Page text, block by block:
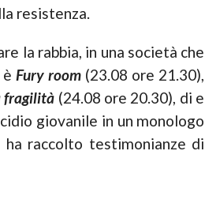
resistenza.
la rabbia, in una società che
Fury room(23.08 ore 21.30),
fragilità (24.08 ore 20.30), di e
giovanile in un monologo
raccolto testimonianze di